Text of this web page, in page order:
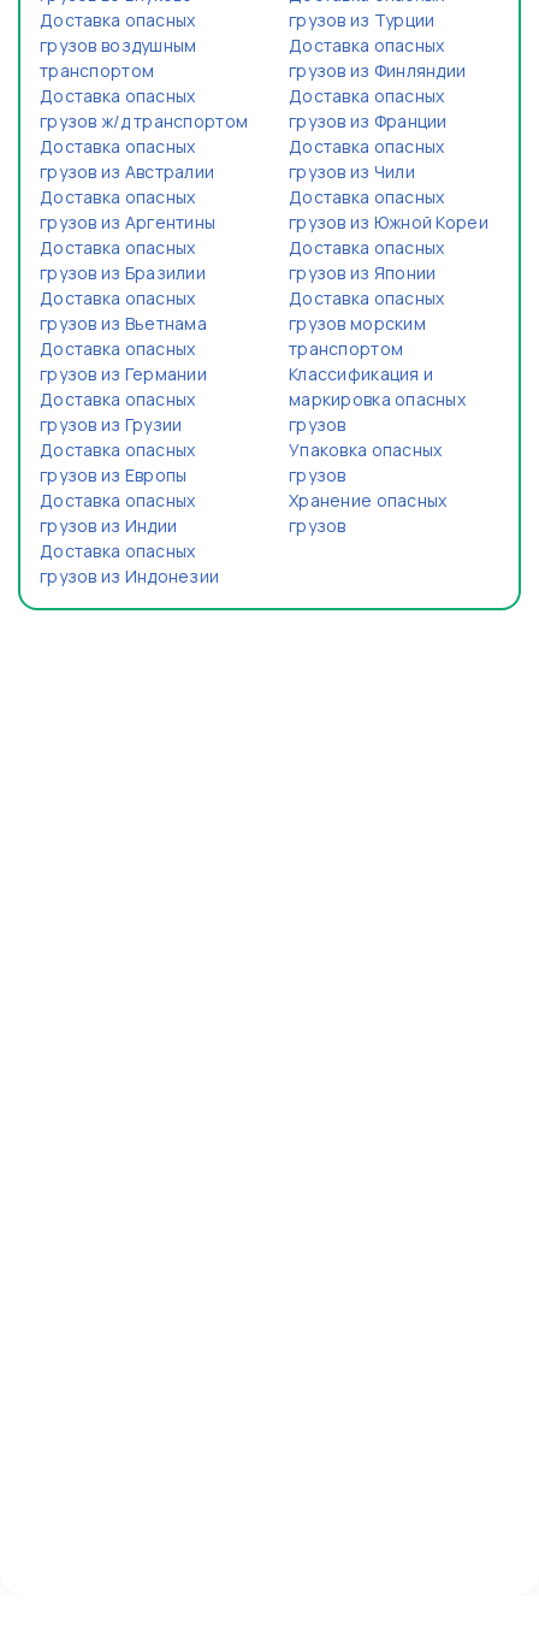
Доставка опасных
грузов воздушным
транспортом
Доставка опасных
грузов ж/д транспортом
Доставка опасных
грузов из Австралии
Доставка опасных
грузов из Аргентины
Доставка опасных
грузов из Бразилии
Доставка опасных
грузов из Вьетнама
Доставка опасных
грузов из Германии
Доставка опасных
грузов из Грузии
Доставка опасных
грузов из Европы
Доставка опасных
грузов из Индии
Доставка опасных
грузов из Индонезии
грузов из Турции
Доставка опасных
грузов из Финляндии
Доставка опасных
грузов из Франции
Доставка опасных
грузов из Чили
Доставка опасных
грузов из Южной Кореи
Доставка опасных
грузов из Японии
Доставка опасных
грузов морским
транспортом
Классификация и
маркировка опасных
грузов
Упаковка опасных
грузов
Хранение опасных
грузов